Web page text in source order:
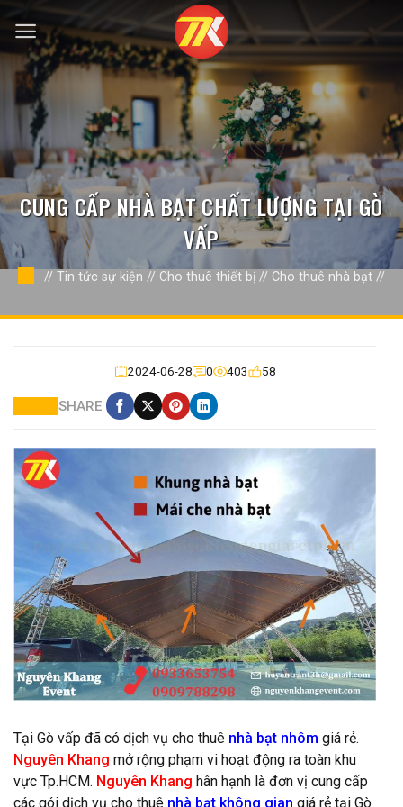
qua
nội
dung
CUNG CẤP NHÀ BẠT CHẤT LƯỢNG TẠI GÒ
VẤP
// Tin tức sự kiện // Cho thuê thiết bị // Cho thuê nhà bạt //
2024-06-28 0 403 58
SHARE
Tại Gò vấp đã có dịch vụ cho thuê nhà bạt nhôm giá rẻ.
Nguyên Khang mở rộng phạm vi hoạt động ra toàn khu
vực Tp.HCM. Nguyên Khang hân hạnh là đơn vị cung cấp
các gói dịch vụ cho thuê nhà bạt không gian giá rẻ tại Gò